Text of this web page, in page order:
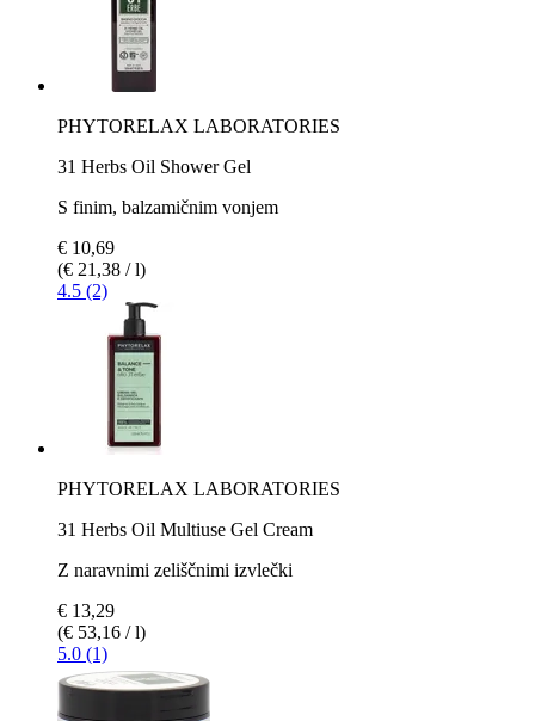
PHYTORELAX LABORATORIES
31 Herbs Oil Shower Gel
S finim, balzamičnim vonjem
€ 10,69
(€ 21,38 / l)
4.5 (2)
PHYTORELAX LABORATORIES
31 Herbs Oil Multiuse Gel Cream
Z naravnimi zeliščnimi izvlečki
€ 13,29
(€ 53,16 / l)
5.0 (1)